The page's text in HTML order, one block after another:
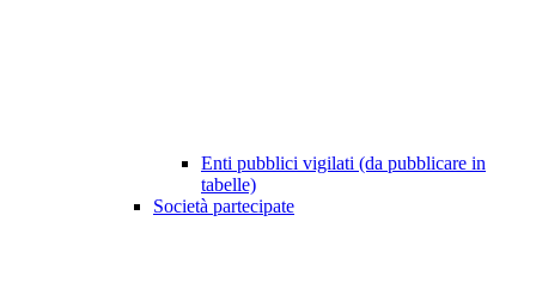
Enti pubblici vigilati (da pubblicare in
tabelle)
Società partecipate